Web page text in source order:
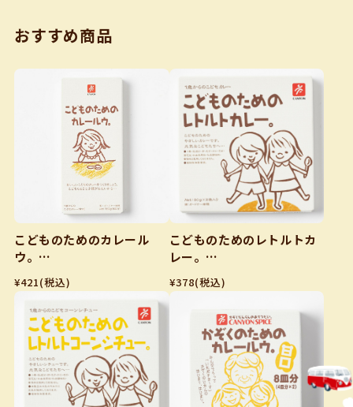
おすすめ商品
こどものためのカレール
ウ。
150g（6皿分）
¥421(税込)
こどものためのレトルトカ
レー。
80ｇ✕2
¥378(税込)